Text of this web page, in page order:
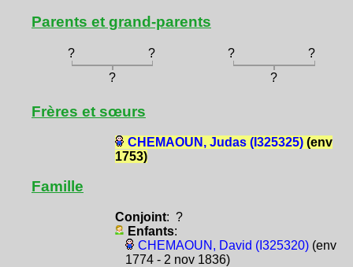
Parents et grand-parents
? ? ?
?
?
?
Frères et sœurs
CHEMAOUN, Judas (I325325)(env
1753)
Famille
Conjoint: ?
Enfants:
CHEMAOUN, David (I325320)(env
1774 - 2 nov 1836)